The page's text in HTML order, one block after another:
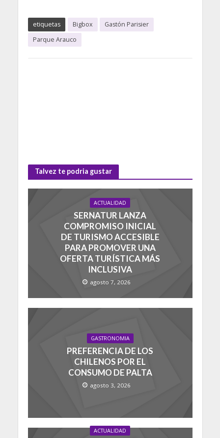
etiquetas Bigbox
Gastón Parisier
Parque Arauco
Talvez te podria gustar
ACTUALIDAD
SERNATUR LANZA
COMPROMISO INICIAL
DE TURISMO ACCESIBLE
PARA PROMOVER UNA
OFERTA TURÍSTICA MÁS
INCLUSIVA
agosto 7, 2026
GASTRONOMIA
PREFERENCIA DE LOS
CHILENOS POR EL
CONSUMO DE PALTA
agosto 3, 2026
ACTUALIDAD